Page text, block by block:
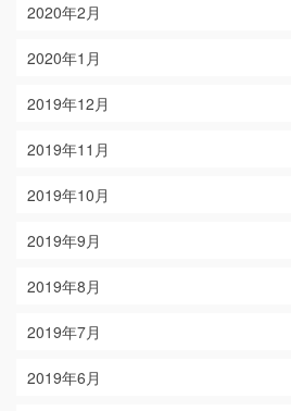
2020年2月
2020年1月
2019年12月
2019年11月
2019年10月
2019年9月
2019年8月
2019年7月
2019年6月